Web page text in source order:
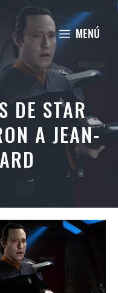
MENÚ
DE STAR
A JEAN-